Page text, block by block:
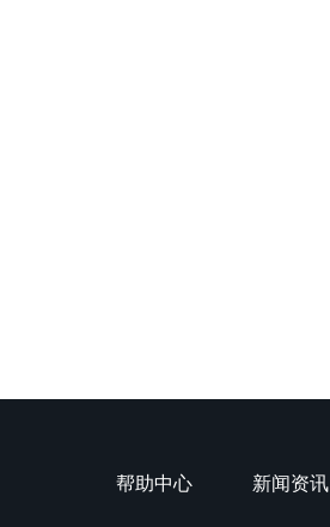
帮助中心 新闻资讯